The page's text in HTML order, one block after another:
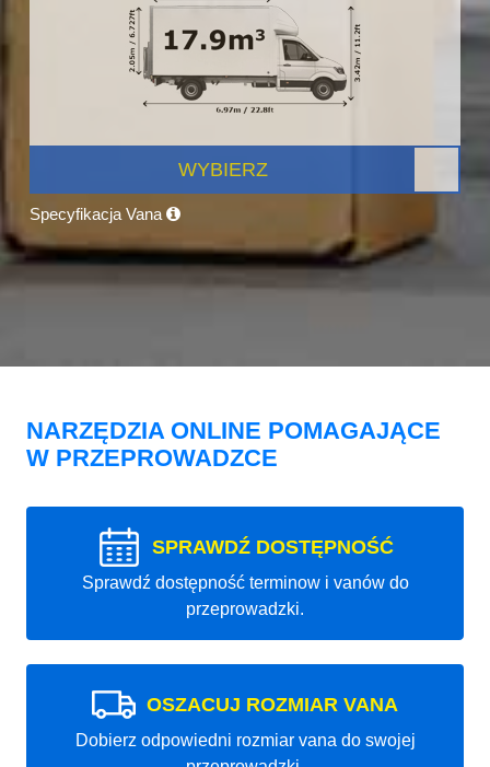
WYBIERZ
Specyfikacja Vana
NARZĘDZIA ONLINE POMAGAJĄCE
W PRZEPROWADZCE
SPRAWDŹ DOSTĘPNOŚĆ
Sprawdź dostępność terminow i vanów do
przeprowadzki.
OSZACUJ ROZMIAR VANA
Dobierz odpowiedni rozmiar vana do swojej